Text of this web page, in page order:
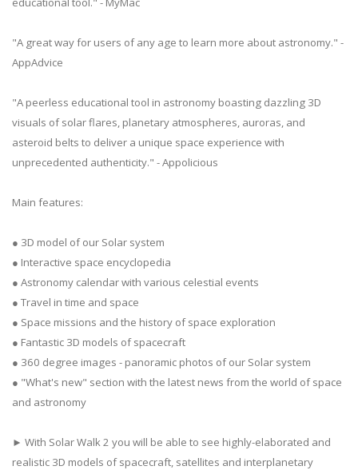
"A great way for users of any age to learn more about astronomy." -
AppAdvice
"A peerless educational tool in astronomy boasting dazzling 3D
visuals of solar flares, planetary atmospheres, auroras, and
asteroid belts to deliver a unique space experience with
unprecedented authenticity." - Appolicious
Main features:
● 3D model of our Solar system
● Interactive space encyclopedia
● Astronomy calendar with various celestial events
● Travel in time and space
● Space missions and the history of space exploration
● Fantastic 3D models of spacecraft
● 360 degree images - panoramic photos of our Solar system
● "What's new" section with the latest news from the world of space
and astronomy
► With Solar Walk 2 you will be able to see highly-elaborated and
realistic 3D models of spacecraft, satellites and interplanetary